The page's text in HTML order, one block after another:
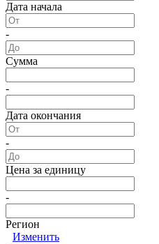
Дата начала
-
Сумма
-
Дата окончания
-
Цена за единицу
-
Регион
Изменить